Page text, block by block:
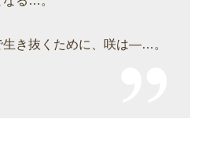
生き抜くために、咲は―…。